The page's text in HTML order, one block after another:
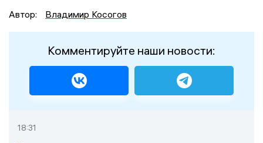
Автор:
Владимир Косогов
Комментируйте наши новости:
18:31